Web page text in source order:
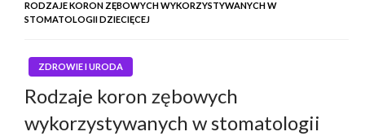
RODZAJE KORON ZĘBOWYCH WYKORZYSTYWANYCH W
STOMATOLOGII DZIECIĘCEJ
ZDROWIE I URODA
Rodzaje koron zębowych
wykorzystywanych w stomatologii